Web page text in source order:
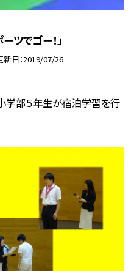
ツでゴー！」
新日 2019/07/26
小学部５年生が宿泊学習を行